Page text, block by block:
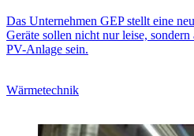
Das Unternehmen GEP stellt eine
Geräte sollen nicht nur leise,
PV-Anlage sein.
Wärmetechnik